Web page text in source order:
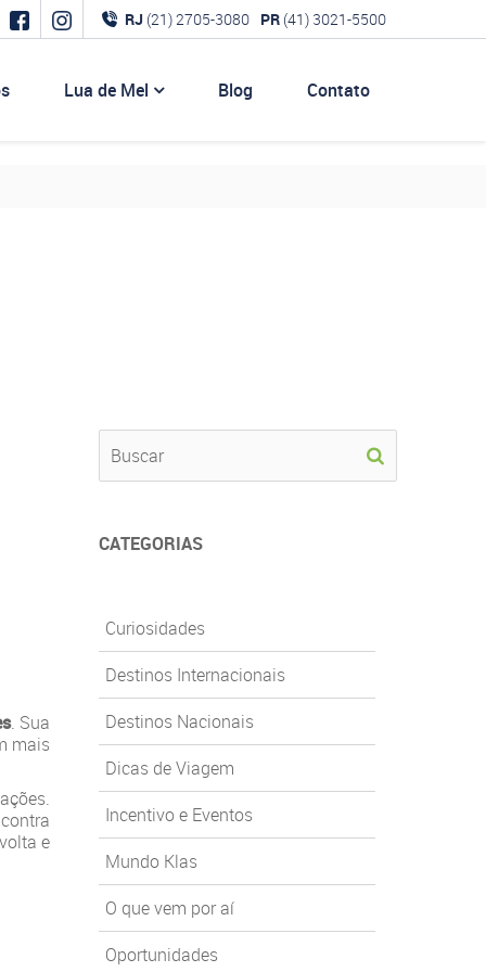
RJ (21) 2705-3080 PR (41) 3021-5500
Lua de Mel Blog Contato
. Sua
mais
e
CATEGORIAS
Curiosidades
Destinos Internacionais
Destinos Nacionais
Dicas de Viagem
Incentivo e Eventos
Mundo Klas
O que vem por aí
Oportunidades